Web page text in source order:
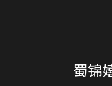
蜀锦